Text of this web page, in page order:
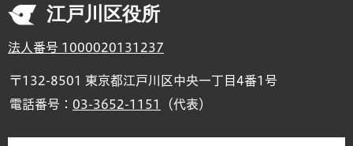
江戸川区役所
法人番号 1000020131237
〒132-8501 東京都江戸川区中央一丁目4番1号
電話番号： 03-3652-1151 （代表）